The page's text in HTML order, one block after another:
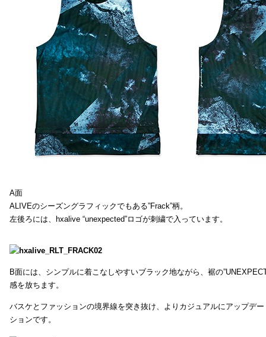
A面
ALIVEのシーズングラフィックでもある”Frack”柄。
左後ろには、hxalive “unexpected”ロゴが刺繍で入っています。
B面には、シンプルに着こなしやすいブラック地ながら、裾の
感を放ちます。
バスケとファッションの境界線を突き抜け、よりカジュアルにアップデ
ションです。